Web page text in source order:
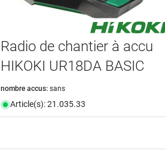
Radio de chantier à accu
HIKOKI UR18DA BASIC
nombre accus: sans
Article(s): 21.035.33